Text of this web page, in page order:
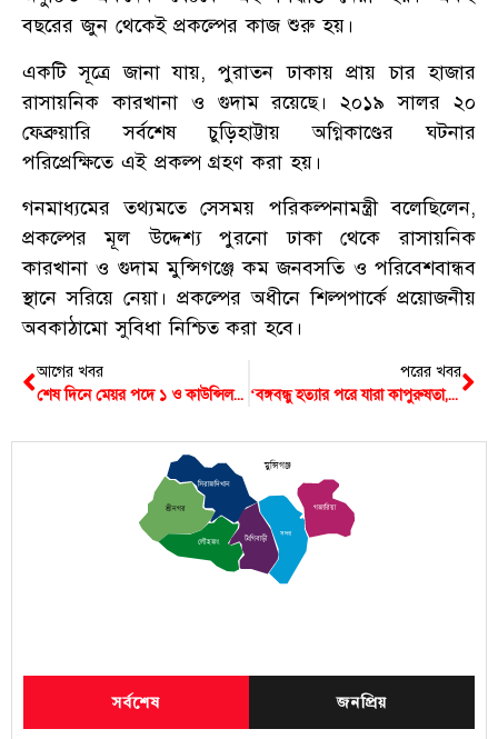
বছরের জুন থেকেই প্রকল্পের কাজ শুরু হয়।
একটি সূত্রে জানা যায়, পুরাতন ঢাকায় প্রায় চার হাজার
রাসায়নিক কারখানা ও গুদাম রয়েছে। ২০১৯ সালর ২০
ফেব্রুয়ারি সর্বশেষ চুড়িহাট্টায় অগ্নিকাণ্ডের ঘটনার
পরিপ্রেক্ষিতে এই প্রকল্প গ্রহণ করা হয়।
গনমাধ্যমের তথ্যমতে সেসময় পরিকল্পনামন্ত্রী বলেছিলেন,
প্রকল্পের মূল উদ্দেশ্য পুরনো ঢাকা থেকে রাসায়নিক
কারখানা ও গুদাম মুন্সিগঞ্জে কম জনবসতি ও পরিবেশবান্ধব
স্থানে সরিয়ে নেয়া। প্রকল্পের অধীনে শিল্পপার্কে প্রয়োজনীয়
অবকাঠামো সুবিধা নিশ্চিত করা হবে।
আগের খবর
শেষ দিনে মেয়র পদে ১ ও কাউন্সিলর পদে ১৪ জনের মনোনয়ন প্রত্যাহার
পরের খবর
‘বঙ্গবন্ধু হত্যার পরে যারা কাপুরুষতা, ভীরুতার পরিচয় দিয়েছে ইতিহাস তাদের ক্ষমা করবে না’
শ্রীনগর
সিরাজদিখান
টংগিবাড়ী
সদর
গজারিয়া
লৌহজং
মুন্সিগঞ্জ
সর্বশেষ জনপ্রিয়